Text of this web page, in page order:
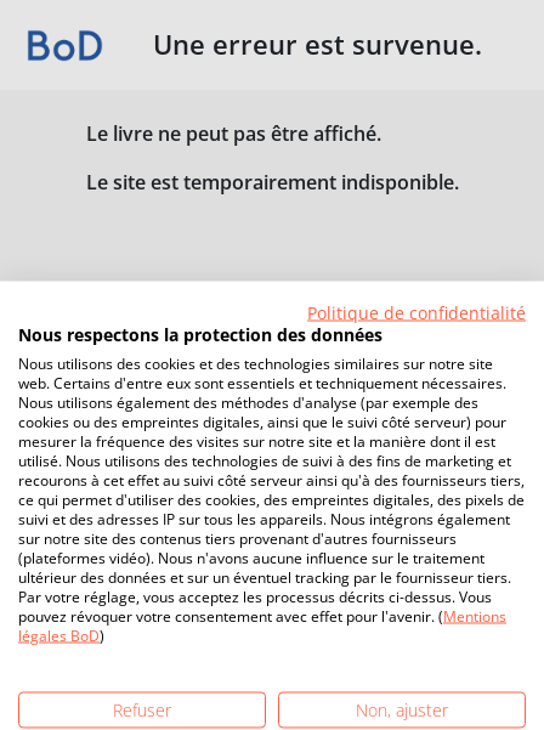
Une erreur est survenue.
Le livre ne peut pas être affiché.
Le site est temporairement indisponible.
Politique de confidentialité
Nous respectons la protection des données
Nous utilisons des cookies et des technologies similaires sur notre site
web. Certains d'entre eux sont essentiels et techniquement nécessaires.
Nous utilisons également des méthodes d'analyse (par exemple des
cookies ou des empreintes digitales, ainsi que le suivi côté serveur) pour
mesurer la fréquence des visites sur notre site et la manière dont il est
utilisé. Nous utilisons des technologies de suivi à des fins de marketing et
recourons à cet effet au suivi côté serveur ainsi qu'à des fournisseurs tiers,
ce qui permet d'utiliser des cookies, des empreintes digitales, des pixels de
suivi et des adresses IP sur tous les appareils. Nous intégrons également
sur notre site des contenus tiers provenant d'autres fournisseurs
(plateformes vidéo). Nous n'avons aucune influence sur le traitement
ultérieur des données et sur un éventuel tracking par le fournisseur tiers.
Par votre réglage, vous acceptez les processus décrits ci-dessus. Vous
pouvez révoquer votre consentement avec effet pour l'avenir. (Mentions
légales BoD)
Refuser
Non, ajuster